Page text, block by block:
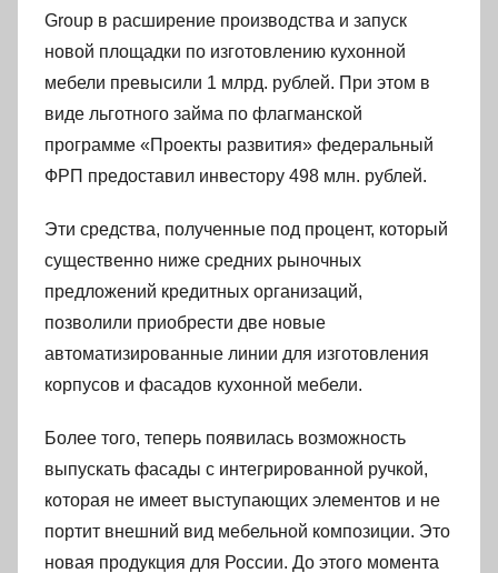
Group в расширение производства и запуск
новой площадки по изготовлению кухонной
мебели превысили 1 млрд. рублей. При этом в
виде льготного займа по флагманской
программе «Проекты развития» федеральный
ФРП предоставил инвестору 498 млн. рублей.
Эти средства, полученные под процент, который
существенно ниже средних рыночных
предложений кредитных организаций,
позволили приобрести две новые
автоматизированные линии для изготовления
корпусов и фасадов кухонной мебели.
Более того, теперь появилась возможность
выпускать фасады с интегрированной ручкой,
которая не имеет выступающих элементов и не
портит внешний вид мебельной композиции. Это
новая продукция для России. До этого момента